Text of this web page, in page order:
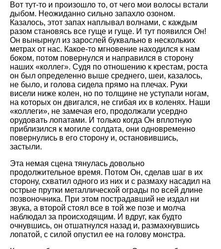
Вот тут-то и произошло то, от чего мои волосы встали
дыбом. Неожиданно сильно запахло озоном.
Казалось, этот запах наплывал волнами, с каждым
разом становясь все гуще и гуще. И тут появился Он!
Он вынырнул из зарослей буквально в нескольких
метрах от нас. Какое-то мгновение находился к нам
боком, потом повернулся и направился в сторону
наших «коллег». Судя по отношению к крестам, роста
он был определенно выше среднего, шеи, казалось,
не было, и голова сидела прямо на плечах. Руки
висели ниже колен, но по толщине не уступали ногам,
на которых он двигался, не сгибая их в коленях. Наши
«коллеги», не замечая его, продолжали усердно
орудовать лопатами. И только когда Он вплотную
приблизился к могиле солдата, они одновременно
повернулись в его сторону и, остановившись,
застыли.
Эта немая сцена тянулась довольно
продолжительное время. Потом Он, сделав шаг в их
сторону, схватил одного из них и с размаху насадил на
острые прутки металлической ограды по всей длине
позвоночника. При этом пострадавший не издал ни
звука, а второй стоял все в той же позе и молча
наблюдал за происходящим. И вдруг, как будто
очнувшись, он отшатнулся назад и, размахнувшись
лопатой, с силой опустил ее на голову монстра.